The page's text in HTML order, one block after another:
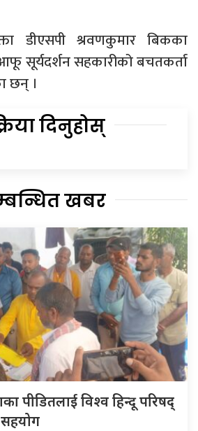
डीएसपी श्रवणकुमार बिकका
सूर्यदर्शन सहकारीको बचतकर्ता
छन् ।
दिनुहोस्
खबर
पीडितलाई विश्व हिन्दू परिषद्